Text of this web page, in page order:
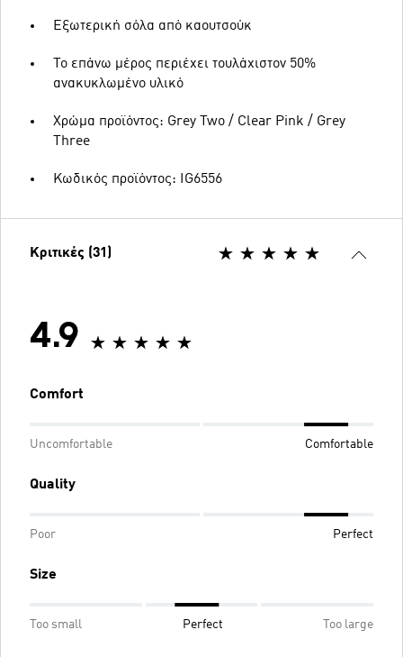
Εξωτερική σόλα από καουτσούκ
Το επάνω μέρος περιέχει τουλάχιστον 50%
ανακυκλωμένο υλικό
Χρώμα προϊόντος: Grey Two / Clear Pink / Grey
Three
Κωδικός προϊόντος: IG6556
Κριτικές (31)
4.9
Comfort
Uncomfortable Comfortable
Quality
Poor Perfect
Size
Too small Perfect Too large